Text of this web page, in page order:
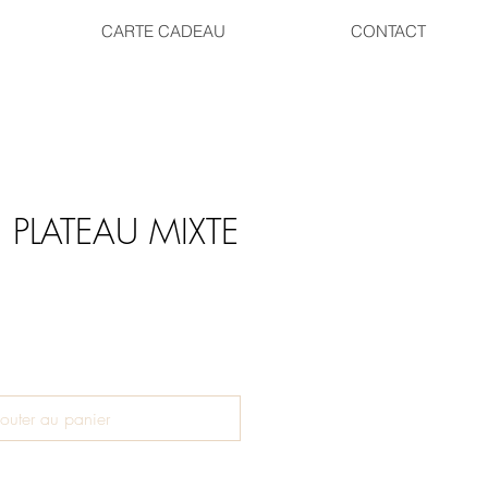
CARTE CADEAU CONTACT
MIXTE
au panier